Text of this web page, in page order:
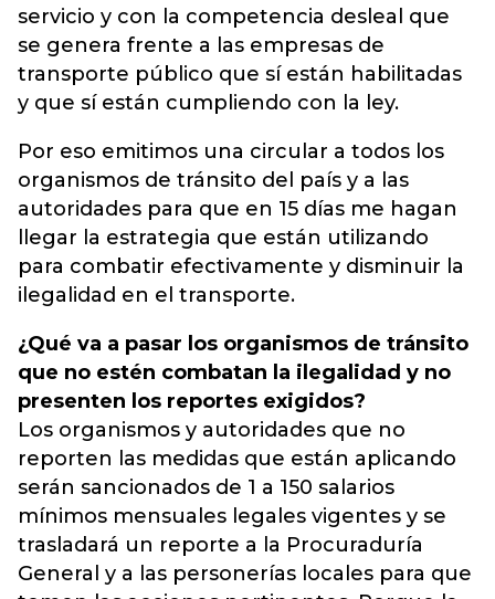
servicio y con la competencia desleal que
se genera frente a las empresas de
transporte público que sí están habilitadas
y que sí están cumpliendo con la ley.
Por eso emitimos una circular a todos los
organismos de tránsito del país y a las
autoridades para que en 15 días me hagan
llegar la estrategia que están utilizando
para combatir efectivamente y disminuir la
ilegalidad en el transporte.
¿Qué va a pasar los organismos de tránsito
que no estén combatan la ilegalidad y no
presenten los reportes exigidos?
Los organismos y autoridades que no
reporten las medidas que están aplicando
serán sancionados de 1 a 150 salarios
mínimos mensuales legales vigentes y se
trasladará un reporte a la Procuraduría
General y a las personerías locales para que